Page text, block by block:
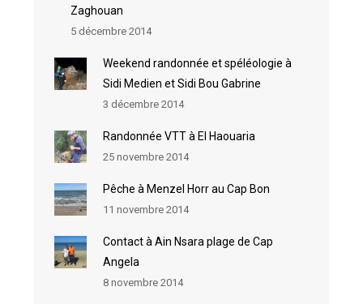
Zaghouan
5 décembre 2014
Weekend randonnée et spéléologie à
Sidi Medien et Sidi Bou Gabrine
3 décembre 2014
Randonnée VTT à El Haouaria
25 novembre 2014
Pêche à Menzel Horr au Cap Bon
11 novembre 2014
Contact à Ain Nsara plage de Cap
Angela
8 novembre 2014